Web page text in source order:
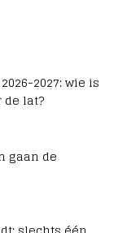
2027: wie is
lat?
gaan de